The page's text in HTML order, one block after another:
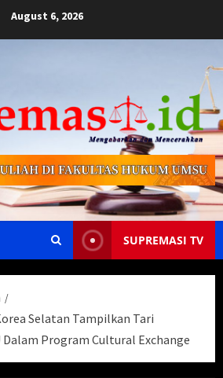
August 6, 2026
SUPREMASI TV
Selatan Tampilkan Tari
Dalam Program Cultural Exchange